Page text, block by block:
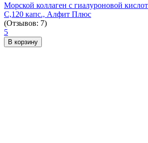
Морской коллаген с гиалуроновой
С,120 капс., Алфит Плюс
(Отзывов: 7)
5
В корзину